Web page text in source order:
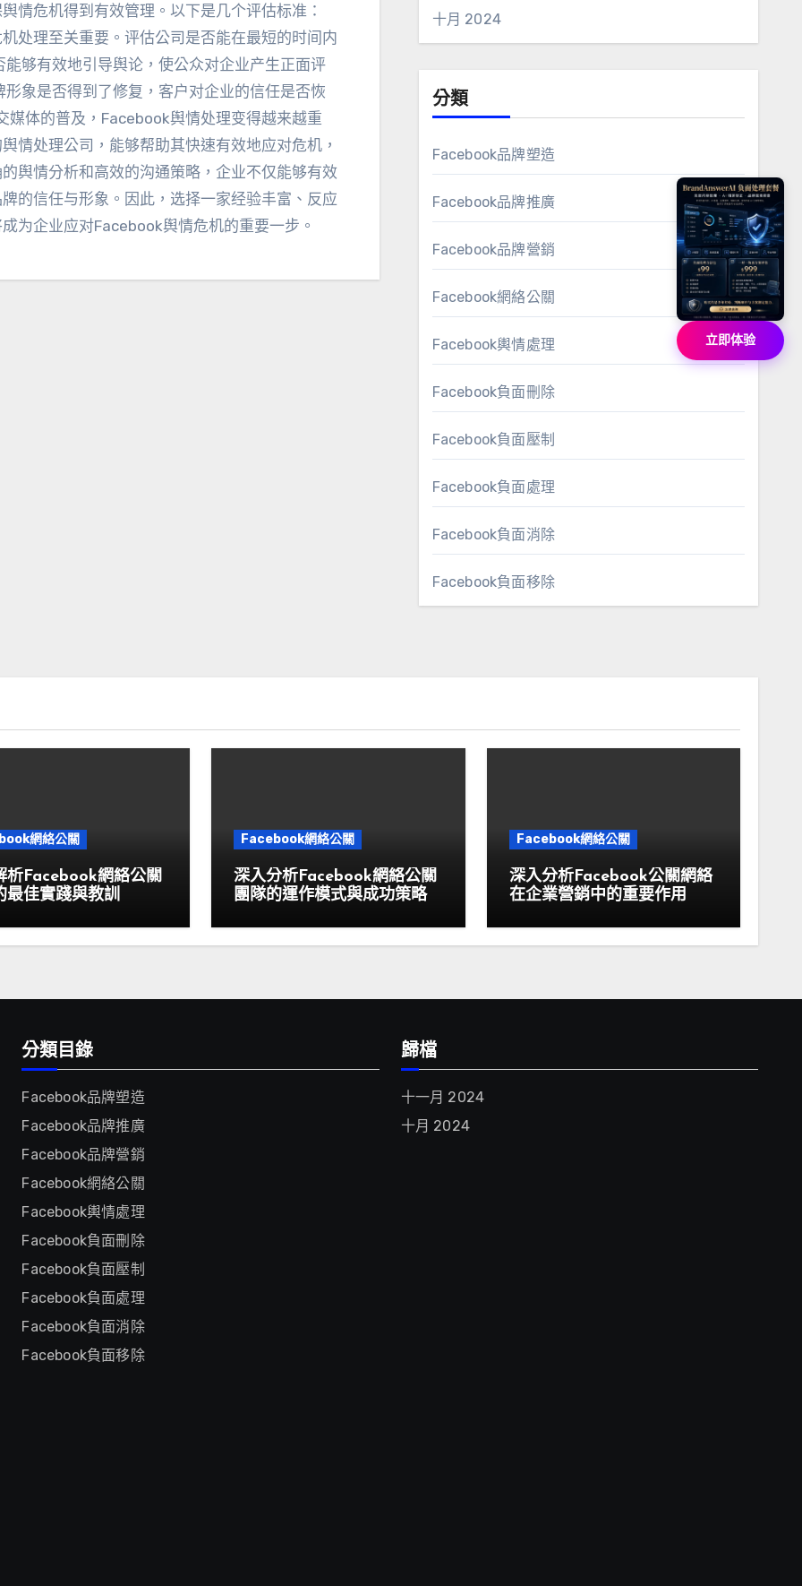
情危机得到有效管理 。 以下是几个评估标准 ：
处理至关重要 。 评估公司是否能在最短的时间内
能够有效地引导舆论 ， 使公众对企业产生正面评
形象是否得到了修复 ， 客户对企业的信任是否恢
媒体的普及 ， Facebook舆情处理变得越来越重
情处理公司 ， 能够帮助其快速有效地应对危机 ，
舆情分析和高效的沟通策略 ， 企业不仅能够有效
的信任与形象 。因此， 选择一家经验丰富 、 反应
为企业应对Facebook舆情危机的重要一步 。
十月 2024
分類
Facebook品牌塑造
Facebook品牌推廣
Facebook品牌營銷
Facebook網絡公關
Facebook輿情處理
Facebook負面刪除
Facebook負面壓制
Facebook負面處理
Facebook負面消除
Facebook負面移除
網絡公關
析Facebook網絡公關
最佳實踐與教訓
Facebook網絡公關
深入分析Facebook網絡公關
團隊的運作模式與成功策略
Facebook網絡公關
深入分析Facebook公關網絡
在企業營銷中的重要作用
分類目錄
Facebook品牌塑造
Facebook品牌推廣
Facebook品牌營銷
Facebook網絡公關
Facebook輿情處理
Facebook負面刪除
Facebook負面壓制
Facebook負面處理
Facebook負面消除
Facebook負面移除
歸檔
十一月 2024
十月 2024
立即体验